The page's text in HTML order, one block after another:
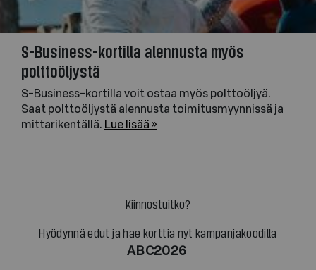
S-Business-kortilla alennusta myös
polttoöljystä
S-Business-kortilla voit ostaa myös polttoöljyä.
Saat polttoöljystä alennusta toimitusmyynnissä ja
mittarikentällä. Lue lisää »
Kiinnostuitko?
Hyödynnä edut ja hae korttia nyt kampanjakoodilla
ABC2026